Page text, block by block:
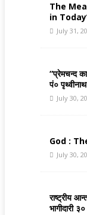
The
in
July 31,
“प्रेमचन्द
पं०
July 30,
God :
July 30,
राष्ट्रीय
भागीदारी